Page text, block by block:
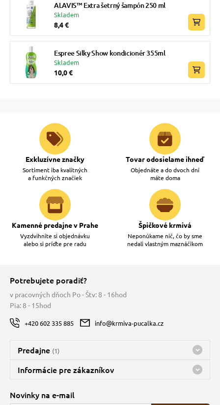
ALAVIS™ Extra šetrný šampón 250 ml
Skladem
8,4 €
Espree Silky Show kondicionér 355ml
Skladem
10,0 €
Exkluzívne značky
Sortiment iba kvalitných
a funkčných značiek
Tovar odosielame ihneď
Objednáte a do dvoch dní
máte doma
Kamenné predajne v Prahe
Vyzdvihnite si objednávku
alebo si príďte pre radu
Špičkové krmivá
Neponúkame nič, čo by sme
nedali vlastným maznáčikom
Potrebujete poradiť?
v pracovných dňoch Po - Štv: 8 - 16hod
Pia: 8 - 15hod
+420 602 335 885 info@krmiva-pucalka.cz
Predajne (1)
Predajňa a sklad Kbely
Bohužiaľ, momentálne máme zatvorené
Informácie pre zákazníkov
Novinky na e-mail